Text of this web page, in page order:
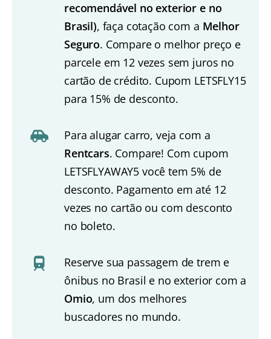
recomendável no exterior e no
Brasil), faça cotação com a Melhor
Seguro. Compare o melhor preço e
parcele em 12 vezes sem juros no
cartão de crédito. Cupom LETSFLY15
para 15% de desconto.
Para alugar carro, veja com a
Rentcars. Compare! Com cupom
LETSFLYAWAY5 você tem 5% de
desconto. Pagamento em até 12
vezes no cartão ou com desconto
no boleto.
Reserve sua passagem de trem e
ônibus no Brasil e no exterior com a
Omio, um dos melhores
buscadores no mundo.